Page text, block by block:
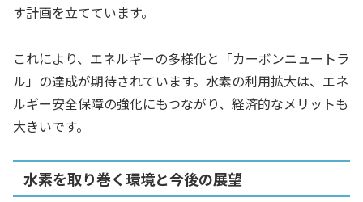
す計画を立てています。
これにより、エネルギーの多様化と「カーボンニュートラ
ル」の達成が期待されています。水素の利用拡大は、エネ
ルギー安全保障の強化にもつながり、経済的なメリットも
大きいです。
水素を取り巻く環境と今後の展望